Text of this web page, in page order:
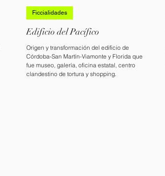
Edificio del Pacífico
Origen y transformación del edificio de
Córdoba-San Martín-Viamonte y Florida que
fue museo, galería, oficina estatal, centro
clandestino de tortura y shopping.
Ficcialidades